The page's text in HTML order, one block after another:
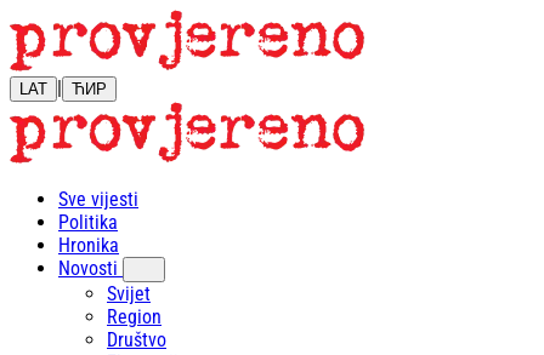
LAT | ЋИР
Sve vijesti
Politika
Hronika
Novosti
Svijet
Region
Društvo